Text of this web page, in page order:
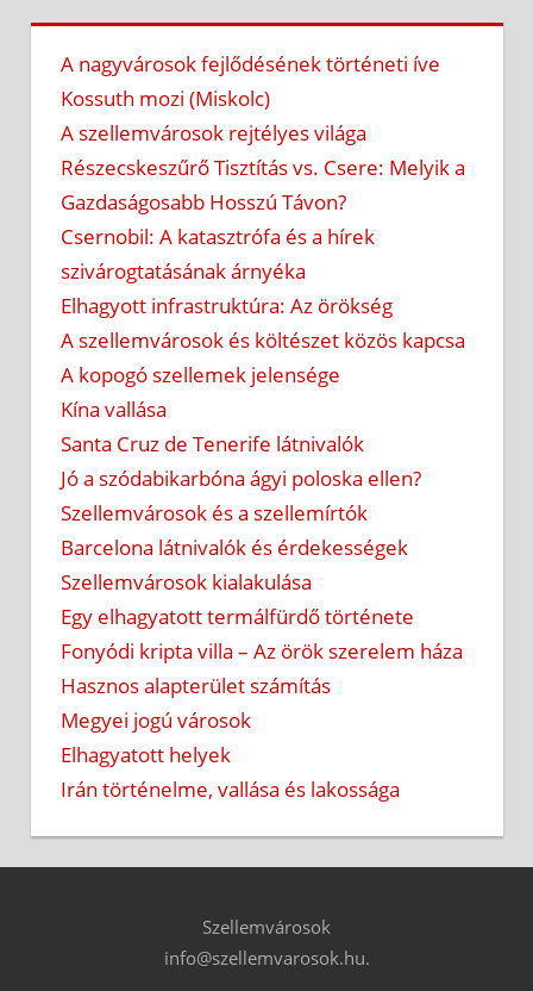
A nagyvárosok fejlődésének történeti íve
Kossuth mozi (Miskolc)
A szellemvárosok rejtélyes világa
Részecskeszűrő Tisztítás vs. Csere: Melyik a
Gazdaságosabb Hosszú Távon?
Csernobil: A katasztrófa és a hírek
szivárogtatásának árnyéka
Elhagyott infrastruktúra: Az örökség
A szellemvárosok és költészet közös kapcsa
A kopogó szellemek jelensége
Kína vallása
Santa Cruz de Tenerife látnivalók
Jó a szódabikarbóna ágyi poloska ellen?
Szellemvárosok és a szellemírtók
Barcelona látnivalók és érdekességek
Szellemvárosok kialakulása
Egy elhagyatott termálfürdő története
Fonyódi kripta villa – Az örök szerelem háza
Hasznos alapterület számítás
Megyei jogú városok
Elhagyatott helyek
Irán történelme, vallása és lakossága
Szellemvárosok
info@szellemvarosok.hu.